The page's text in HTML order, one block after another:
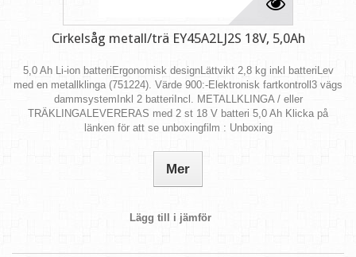
Cirkelsåg metall/trä EY45A2LJ2S 18V, 5,0Ah
5,0 Ah Li-ion batteriErgonomisk designLättvikt 2,8 kg inkl batteriLev
med en metallklinga (751224). Värde 900:-Elektronisk fartkontroll3 vägs
dammsystemInkl 2 batteriIncl. METALLKLINGA / eller
TRÄKLINGALEVERERAS med 2 st 18 V batteri 5,0 Ah Klicka på
länken för att se unboxingfilm : Unboxing
Mer
Lägg till i jämför